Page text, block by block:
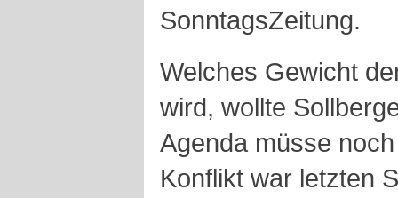
SonntagsZeitung.
Welches Gewicht
wird, wollte
Agenda müsse
Konflikt war letzten